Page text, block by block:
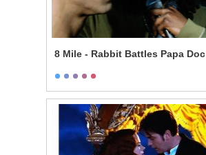
8 Mile - Rabbit Battles Papa Doc